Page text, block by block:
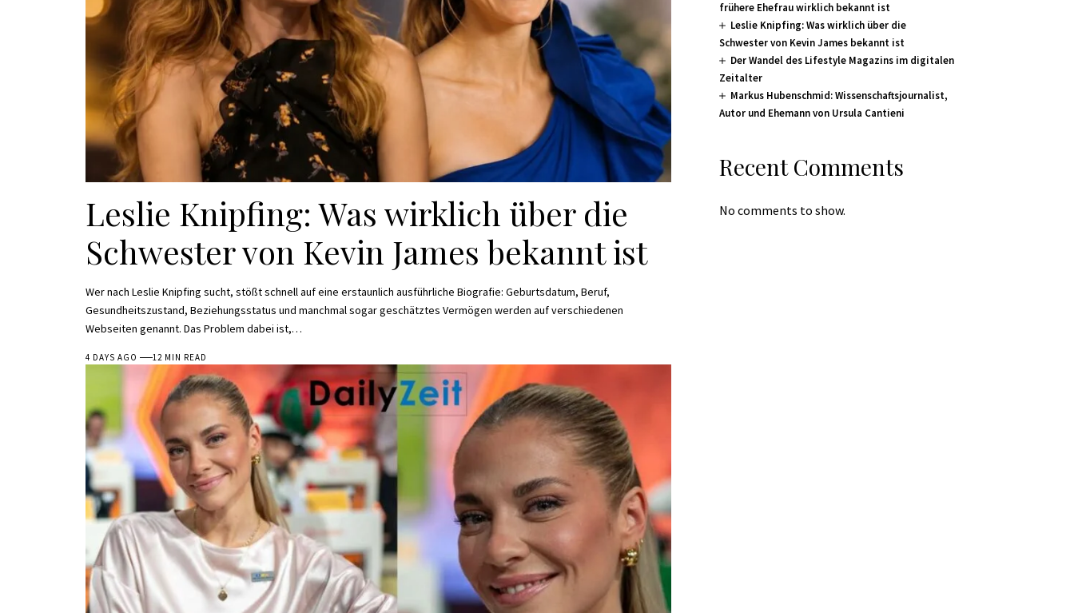
Leslie Knipfing: Was wirklich über die
Schwester von Kevin James bekannt ist
Wer nach Leslie Knipfing sucht, stößt schnell auf eine erstaunlich ausführliche Biografie: Geburtsdatum, Beruf,
Gesundheitszustand, Beziehungsstatus und manchmal sogar geschätztes Vermögen werden auf verschiedenen
Webseiten genannt. Das Problem dabei ist,…
4 DAYS AGO 12 MIN READ
frühere Ehefrau wirklich bekannt ist
Leslie Knipfing: Was wirklich über die
Schwester von Kevin James bekannt ist
Der Wandel des Lifestyle Magazins im digitalen
Zeitalter
Markus Hubenschmid: Wissenschaftsjournalist,
Autor und Ehemann von Ursula Cantieni
Recent Comments
No comments to show.